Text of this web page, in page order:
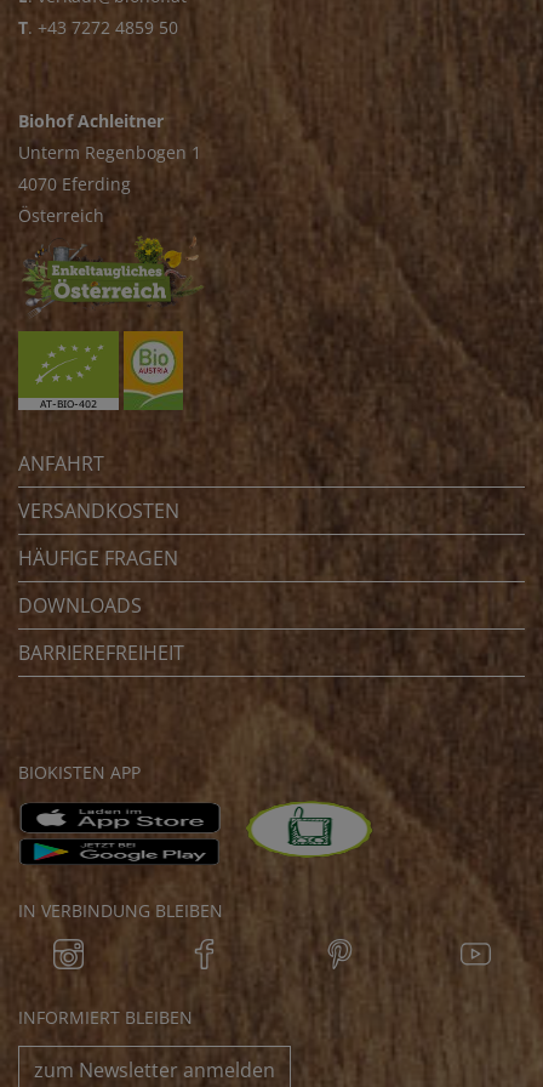
T. +43 7272 4859 50
Biohof Achleitner
Unterm Regenbogen 1
4070 Eferding
Österreich
ANFAHRT
VERSANDKOSTEN
HÄUFIGE FRAGEN
DOWNLOADS
BARRIEREFREIHEIT
BIOKISTEN APP
IN VERBINDUNG BLEIBEN
INFORMIERT BLEIBEN
zum Newsletter anmelden